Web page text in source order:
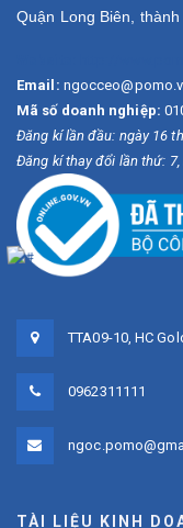
Quận Long Biên,
Email:
Mã số doanh nghiệp:
Đăng kí lần đầu: ngày 16
Đăng kí thay đổi lần thứ:
TTA09-10, HC
0962311111
TÀI LIỆU KINH